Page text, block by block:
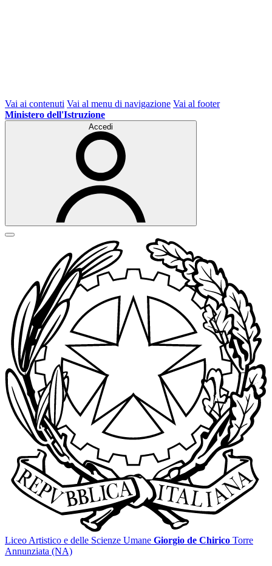
Vai ai contenuti Vai al menu di navigazione Vai al footer
Ministero dell'Istruzione
Accedi
Liceo Artistico e delle Scienze Umane Giorgio de Chirico Torre
Annunziata (NA)